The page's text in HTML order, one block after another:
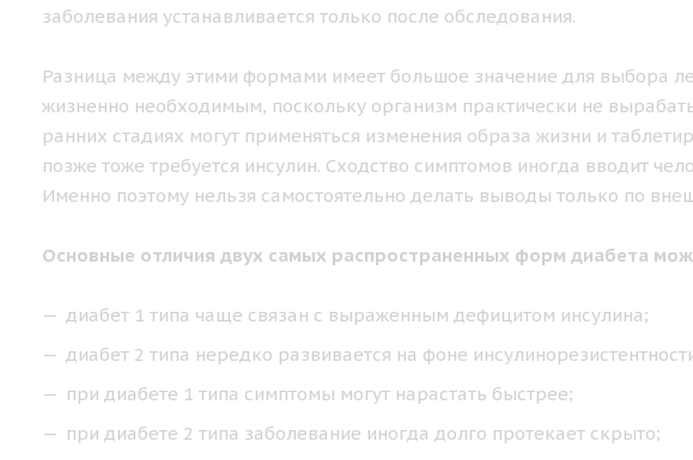
заболевания устанавливается только после обследования.
Разница между этими формами имеет большое значение для выбора
жизненно необходимым, поскольку организм практически не
ранних стадиях могут применяться изменения образа жизни и
позже тоже требуется инсулин. Сходство симптомов иногда вводит
Именно поэтому нельзя самостоятельно делать выводы только по
Основные отличия двух самых распространенных форм диабета
диабет 1 типа чаще связан с выраженным дефицитом инсулина;
диабет 2 типа нередко развивается на фоне
при диабете 1 типа симптомы могут нарастать быстрее;
при диабете 2 типа заболевание иногда долго протекает скрыто;